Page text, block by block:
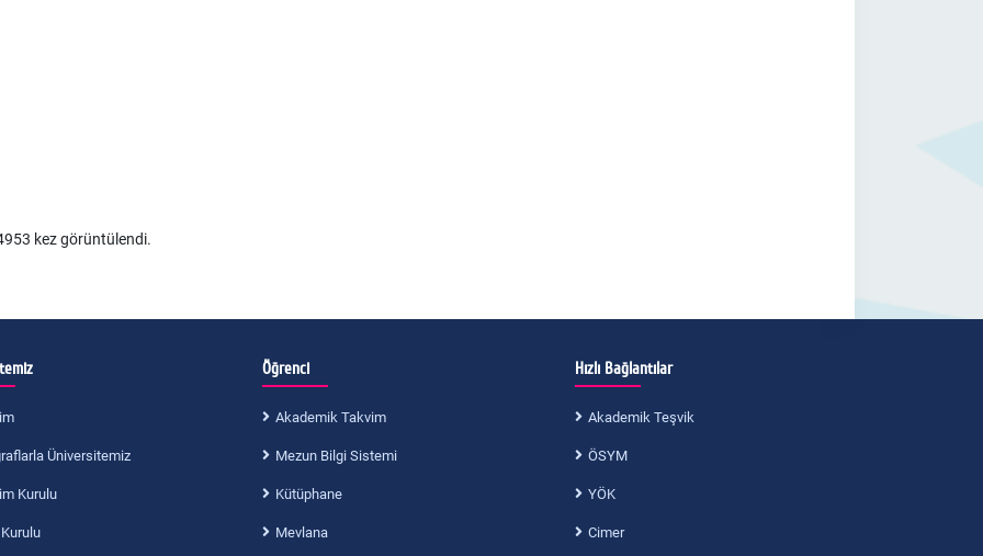
kez görüntülendi.
Üniversitemiz
Kurulu
Öğrenci
Akademik Takvim
Mezun Bilgi Sistemi
Kütüphane
Mevlana
Hızlı Bağlantılar
Akademik Teşvik
ÖSYM
YÖK
Cimer